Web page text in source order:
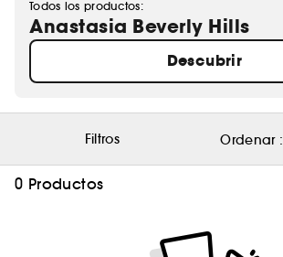
Todos los productos:
Anastasia Beverly Hills
Descubrir
Filtros Ordenar :
0 Productos